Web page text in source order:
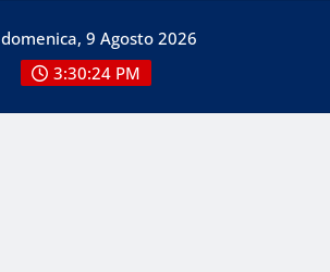
domenica, 9 Agosto 2026
3:30:24 PM